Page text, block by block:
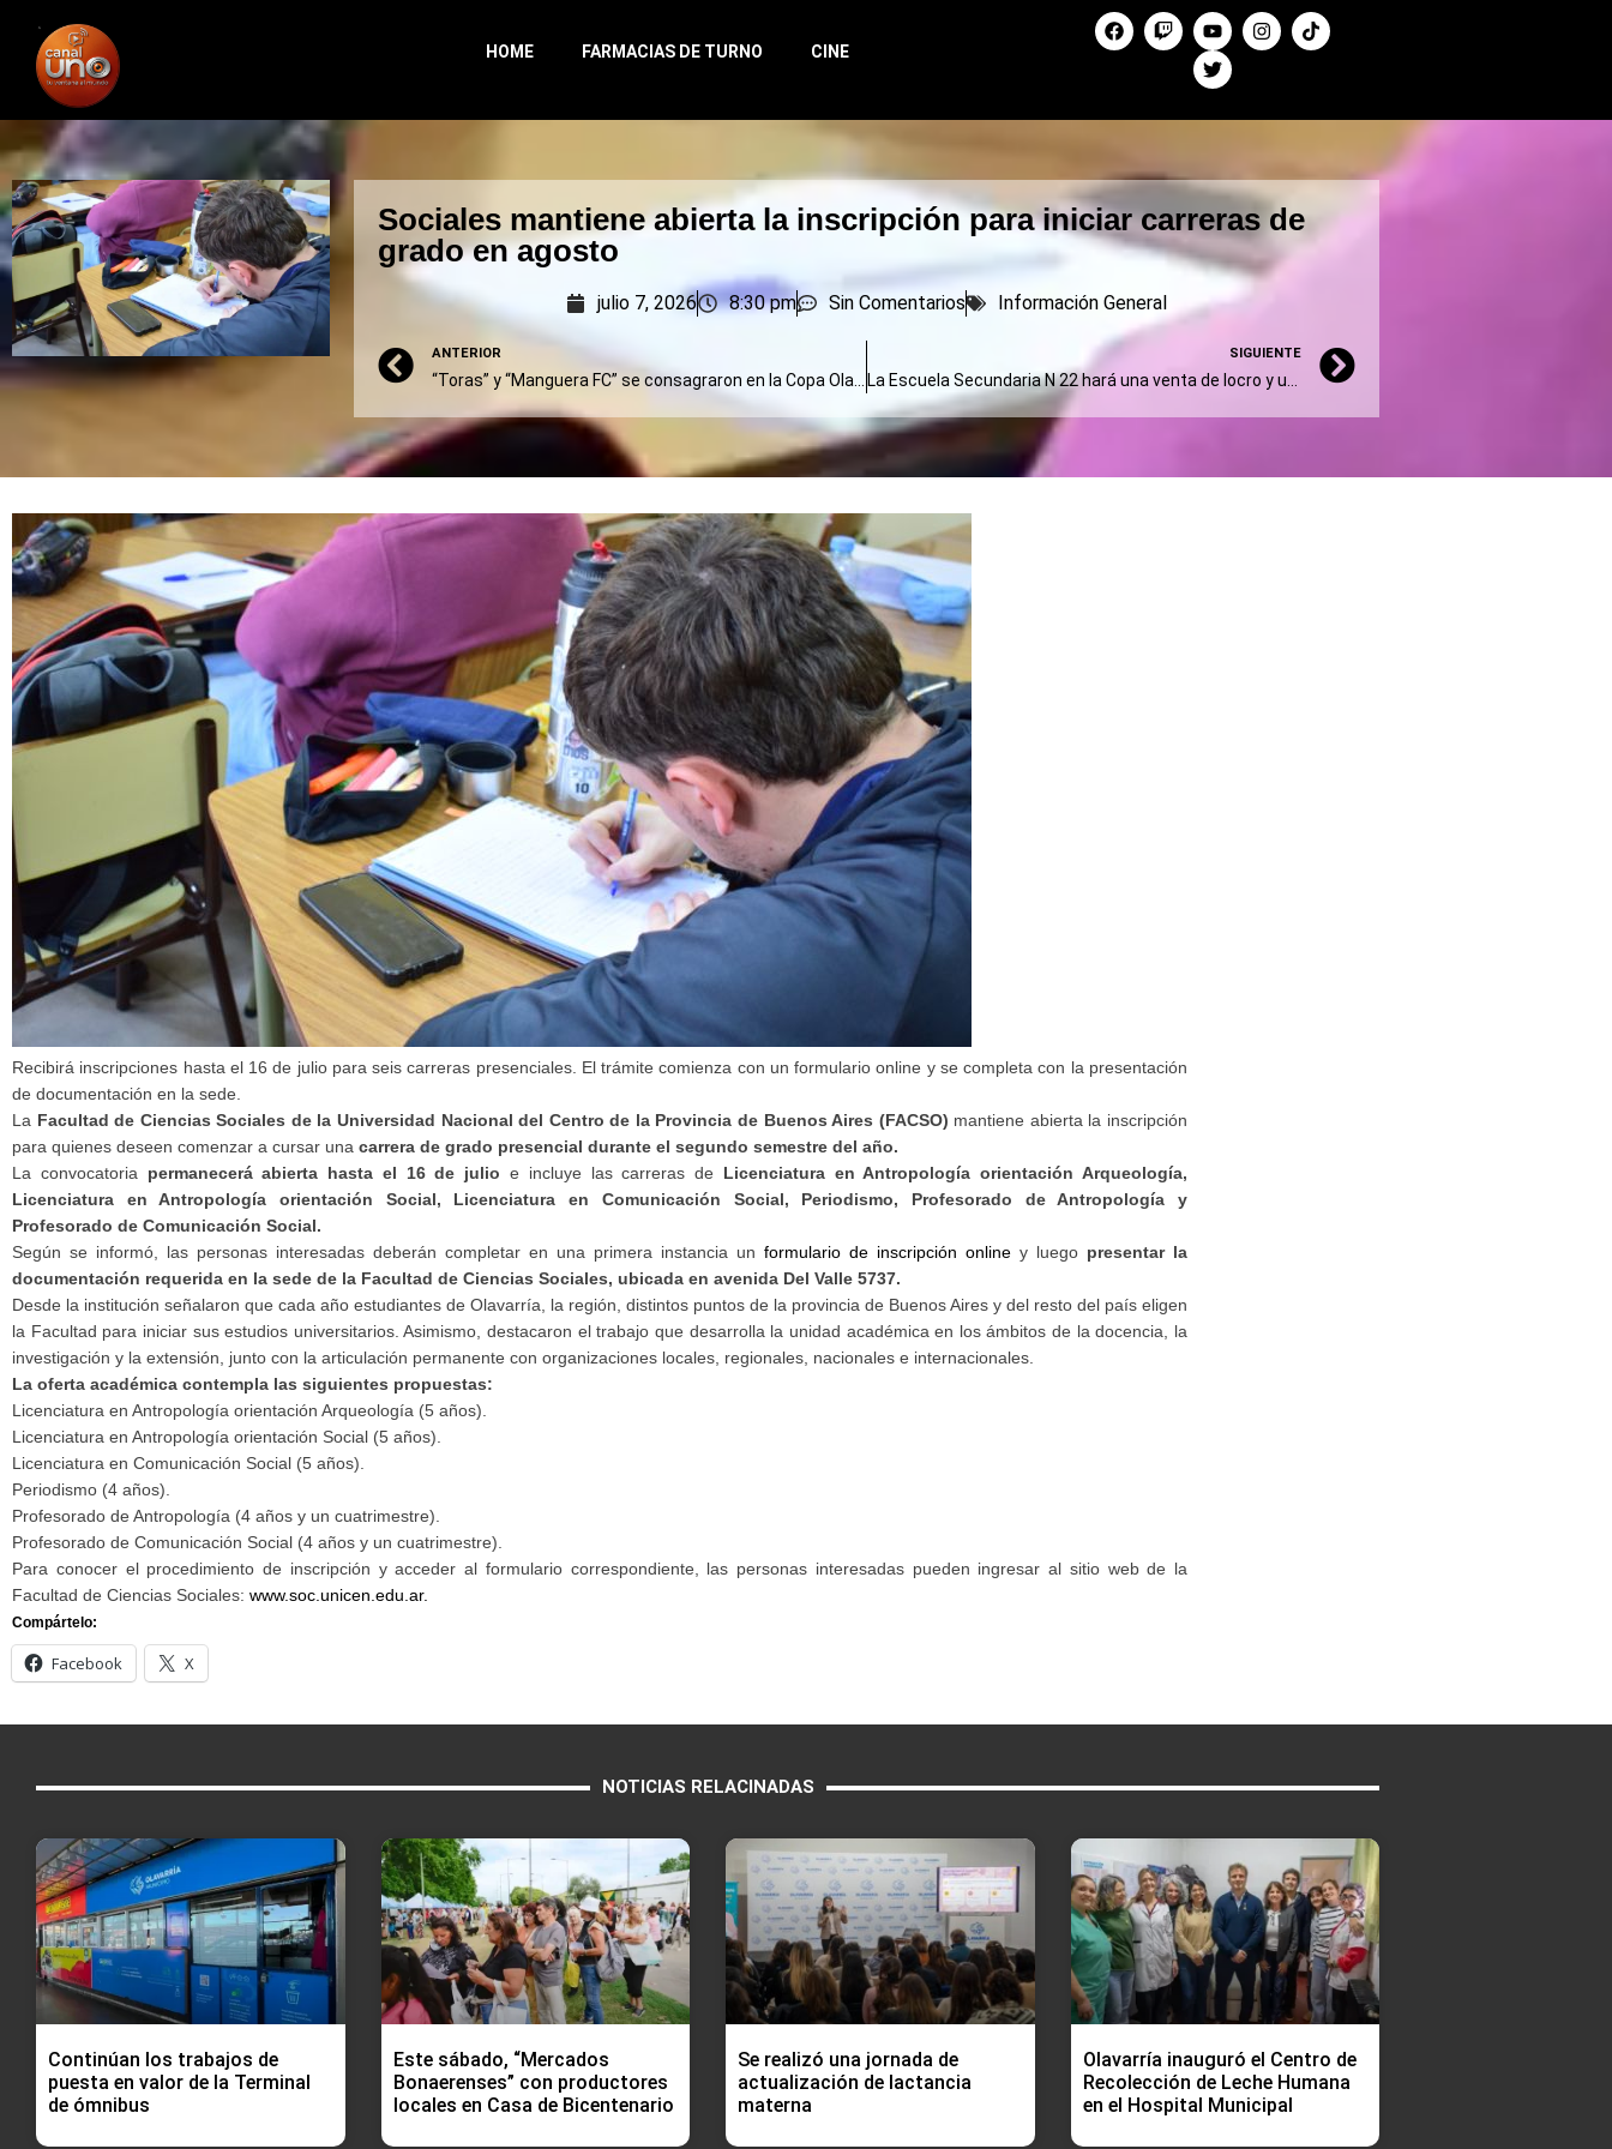
HOME FARMACIAS DE TURNO CINE
Sociales mantiene abierta la inscripción para iniciar carreras de
grado en agosto
julio 7, 2026 8:30 pm Sin Comentarios Información General
ANTERIOR SIGUIENTE
Recibirá inscripciones hasta el 16 de julio para seis carreras presenciales. El trámite comienza con un formulario online y se completa con la presentación
de documentación en la sede.
La Facultad de Ciencias Sociales de la Universidad Nacional del Centro de la Provincia de Buenos Aires (FACSO) mantiene abierta la inscripción
para quienes deseen comenzar a cursar una carrera de grado presencial durante el segundo semestre del año.
La convocatoria permanecerá abierta hasta el 16 de julioe incluye las carreras de Licenciatura en Antropología orientación Arqueología,
Licenciatura en Antropología orientación Social, Licenciatura en Comunicación Social, Periodismo, Profesorado de Antropología y
Profesorado de Comunicación Social.
Según se informó, las personas interesadas deberán completar en una primera instancia un formulario de inscripción online y luego presentar la
documentación requerida en la sede de la Facultad de Ciencias Sociales, ubicada en avenida Del Valle 5737.
Desde la institución señalaron que cada año estudiantes de Olavarría, la región, distintos puntos de la provincia de Buenos Aires y del resto del país eligen
la Facultad para iniciar sus estudios universitarios. Asimismo, destacaron el trabajo que desarrolla la unidad académica en los ámbitos de la docencia, la
investigación y la extensión, junto con la articulación permanente con organizaciones locales, regionales, nacionales e internacionales.
La oferta académica contempla las siguientes propuestas:
Licenciatura en Antropología orientación Arqueología (5 años).
Licenciatura en Antropología orientación Social (5 años).
Licenciatura en Comunicación Social (5 años).
Periodismo (4 años).
Profesorado de Antropología (4 años y un cuatrimestre).
Profesorado de Comunicación Social (4 años y un cuatrimestre).
Para conocer el procedimiento de inscripción y acceder al formulario correspondiente, las personas interesadas pueden ingresar al sitio web de la
Facultad de Ciencias Sociales: www.soc.unicen.edu.ar.
Compártelo:
Facebook X
NOTICIAS RELACINADAS
Continúan los trabajos de
puesta en valor de la Terminal
de ómnibus
Este sábado, “Mercados
Bonaerenses” con productores
locales en Casa de Bicentenario
Se realizó una jornada de
actualización de lactancia
materna
Olavarría inauguró el Centro de
Recolección de Leche Humana
en el Hospital Municipal